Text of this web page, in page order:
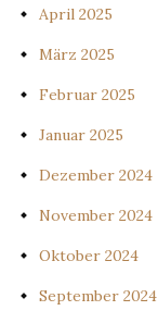
April 2025
März 2025
Februar 2025
Januar 2025
Dezember 2024
November 2024
Oktober 2024
September 2024